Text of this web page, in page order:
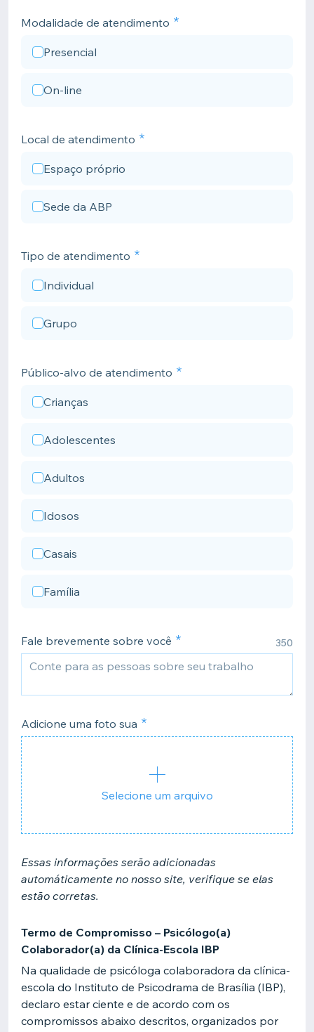
Modalidade de atendimento
Presencial
On-line
Local de atendimento
Espaço próprio
Sede da ABP
Tipo de atendimento
Individual
Grupo
Público-alvo de atendimento
Crianças
Adolescentes
Adultos
Idosos
Casais
Família
Fale brevemente sobre você 350
Adicione uma foto sua
Selecione um arquivo
Essas informações serão adicionadas
automáticamente no nosso site, verifique se elas
estão corretas.
Termo de Compromisso – Psicólogo(a)
Colaborador(a) da Clínica-Escola IBP
Na qualidade de psicóloga colaboradora da clínica-
escola do Instituto de Psicodrama de Brasília (IBP),
declaro estar ciente e de acordo com os
compromissos abaixo descritos, organizados por